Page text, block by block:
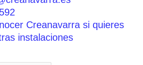
Creanavarra si quieres
instalaciones